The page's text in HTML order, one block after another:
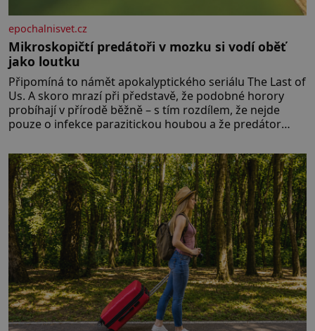
epochalnisvet.cz
Mikroskopičtí predátoři v mozku si vodí oběť
jako loutku
Připomíná to námět apokalyptického seriálu The Last of
Us. A skoro mrazí při představě, že podobné horory
probíhají v přírodě běžně – s tím rozdílem, že nejde
pouze o infekce parazitickou houbou a že predátor
živočichy, než je člověk. Najít skutečné zombie není nic
nemožného ani v naší přírodě.